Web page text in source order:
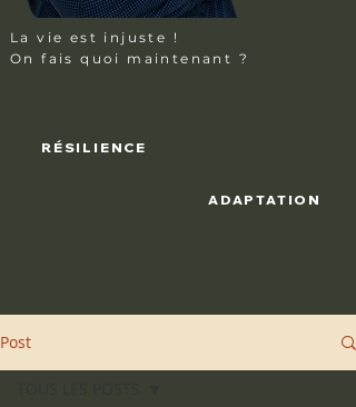
La vie est injuste !
On fais quoi maintenant ?
RÉSILIENCE
ADAPTATION
Post